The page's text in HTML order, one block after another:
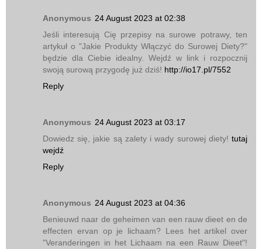
Anonymous 24 August 2023 at 02:38
Jeśli interesują Cię przepisy na surowe potrawy, ten
artykuł o "Jakie Produkty Włączyć do Surowej Diety?"
będzie dla Ciebie idealny. Wejdź w link i rozpocznij
swoją surową przygodę już dziś! http://io17.pl/7552
Reply
Anonymous 24 August 2023 at 03:17
Dowiedz się, jakie są zalety i wady surowej diety! tutaj
wejdź
Reply
Anonymous 24 August 2023 at 04:36
Benieuwd naar de geheimen van een rauw dieet en de
effecten ervan op je lichaam? Lees het artikel over
"Veranderingen in het Lichaam na een Rauw Dieet"!